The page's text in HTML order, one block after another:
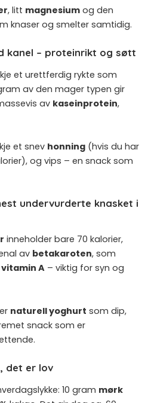
, litt magnesium og den
knaser og smelter samtidig.
kanel – proteinrikt og søtt
et urettferdig rykte som
av den mager typen gir
av kaseinprotein,
et snev honning (hvis du har
og vips – en snack som
undervurderte knasket i
inneholder bare 70 kalorier,
av betakaroten, som
vitamin A – viktig for syn og
naturell yoghurt som dip,
snack som er
det er lov
10 gram mørk